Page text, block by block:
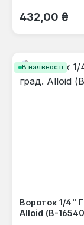
Звичайна
432,00 ₴
В наявності
Вороток 1/4"
Alloid (В-